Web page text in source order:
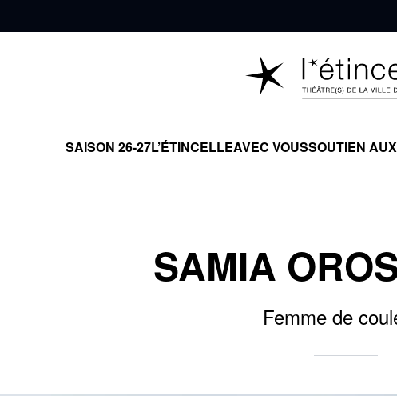
SAISON 26-27L’ÉTINCELLEAVEC VOUSSOUTIEN
SAMIA
Femme de